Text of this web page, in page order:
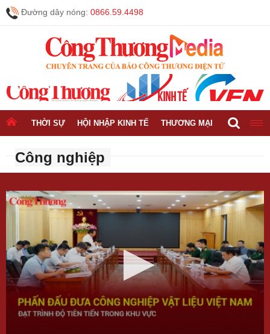
Đường dây nóng: 0866.59.4498
THỜI SỰ HỘI NHẬP KINH TẾ THƯƠNG MẠI CÔNG
Công nghiệp